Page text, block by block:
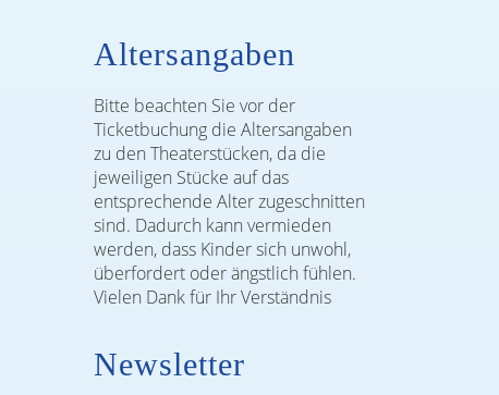
Altersangaben
Bitte beachten Sie vor der
Ticketbuchung die Altersangaben
zu den Theaterstücken, da die
jeweiligen Stücke auf das
entsprechende Alter zugeschnitten
sind. Dadurch kann vermieden
werden, dass Kinder sich unwohl,
überfordert oder ängstlich fühlen.
Vielen Dank für Ihr Verständnis
Newsletter